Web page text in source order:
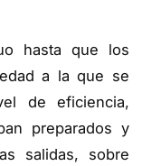
hasta que los
a la que se
de eficiencia,
preparados y
salidas, sobre